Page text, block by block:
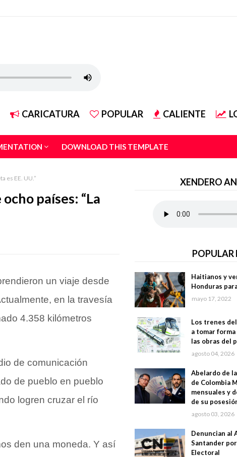
CARICATURA POPULAR CALIENTE
DOWNLOAD THIS TEMPLATE
es EE. UU.”
países: “La
un viaje desde
en la travesía
4.358 kilómetros
de comunicación
de pueblo en pueblo
logren cruzar el río
den una moneda. Y así
XENDERO
POPULAR
Haitianos y
Honduras
mayo 17, 2022
Los trenes
a tomar
las obras del
agosto 04, 2026
Abelardo de
de Colombia
mensuales y
de su
agosto 03, 2026
Denuncian al
Santander
Electoral